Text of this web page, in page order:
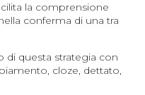
la comprensione
conferma di una tra
di questa strategia con
cloze, dettato,